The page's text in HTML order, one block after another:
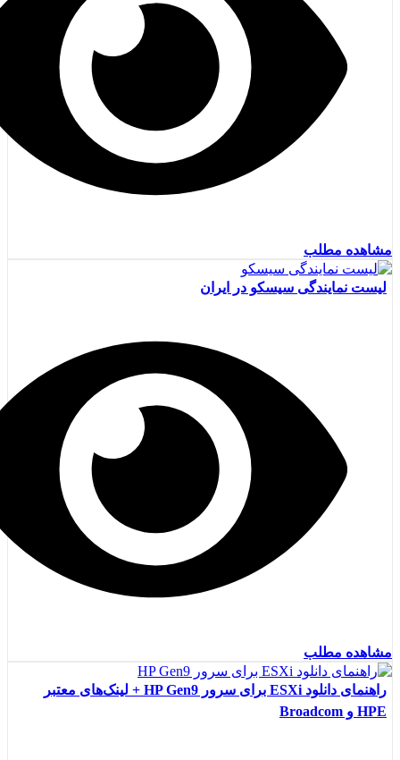
مشاهده مطلب
لیست نمایندگی سیسکو در ایران
مشاهده مطلب
راهنمای دانلود ESXi برای سرور HP Gen9 + لینک‌های معتبر
HPE و Broadcom